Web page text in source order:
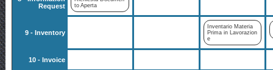
Request
to Aperta
9 - Inventory
Inventario Materia
Prima in Lavorazion
e
10 - Invoice